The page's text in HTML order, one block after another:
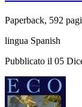
Paperback, 592
lingua Spanish
Pubblicato il 05